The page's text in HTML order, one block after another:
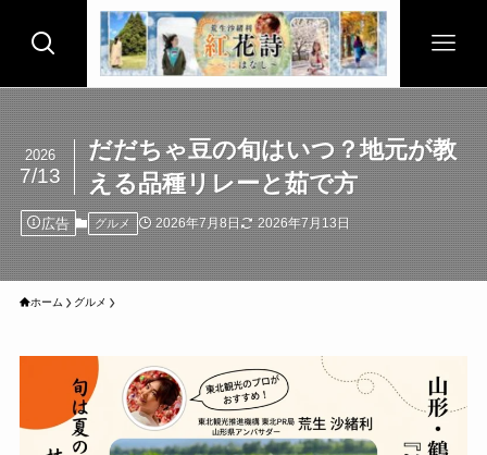
だだちゃ豆の旬はいつ？地元が教
える品種リレーと茹で方
2026
7/13
広告 グルメ 2026年7月8日 2026年7月13日
ホーム グルメ